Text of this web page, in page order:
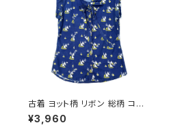
古着 ヨット柄 リボン 総柄 コット
ン ノースリーブ シャツ 青 (ttu2
606013)
¥3,960